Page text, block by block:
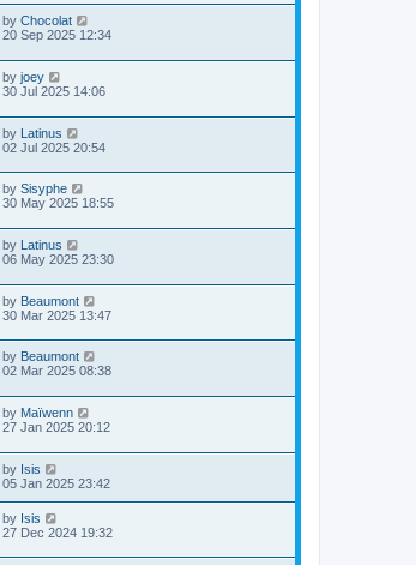
by Chocolat
20 Sep 2025 12:34
by joey
30 Jul 2025 14:06
by Latinus
02 Jul 2025 20:54
by Sisyphe
30 May 2025 18:55
by Latinus
06 May 2025 23:30
by Beaumont
30 Mar 2025 13:47
by Beaumont
02 Mar 2025 08:38
by Maïwenn
27 Jan 2025 20:12
by Isis
05 Jan 2025 23:42
by Isis
27 Dec 2024 19:32